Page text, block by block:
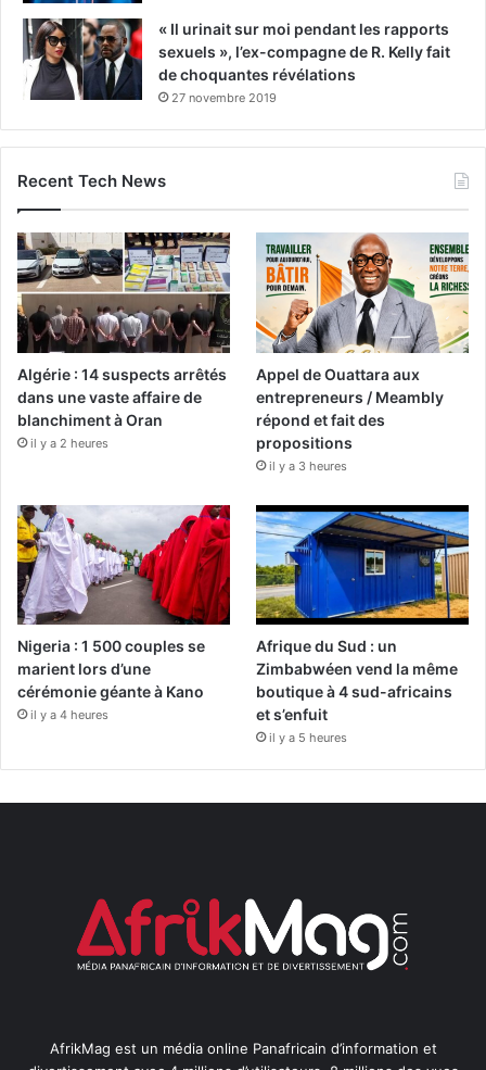
« Il urinait sur moi pendant les rapports
sexuels », l’ex-compagne de R. Kelly fait
de choquantes révélations
27 novembre 2019
Recent Tech News
Algérie : 14 suspects arrêtés
dans une vaste affaire de
blanchiment à Oran
il y a 2 heures
Appel de Ouattara aux
entrepreneurs / Meambly
répond et fait des
propositions
il y a 3 heures
Nigeria : 1 500 couples se
marient lors d’une
cérémonie géante à Kano
il y a 4 heures
Afrique du Sud : un
Zimbabwéen vend la même
boutique à 4 sud-africains
et s’enfuit
il y a 5 heures
AfrikMag est un média online Panafricain d’information et